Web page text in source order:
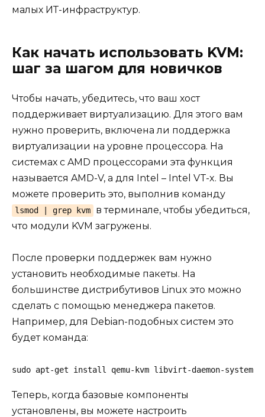
малых ИТ-инфраструктур.
Как начать использовать KVM:
шаг за шагом для новичков
Чтобы начать, убедитесь, что ваш хост
поддерживает виртуализацию. Для этого вам
нужно проверить, включена ли поддержка
виртуализации на уровне процессора. На
системах с AMD процессорами эта функция
называется AMD-V, а для Intel – Intel VT-x. Вы
можете проверить это, выполнив команду
lsmod | grep kvm
в терминале, чтобы убедиться,
что модули KVM загружены.
После проверки поддержек вам нужно
установить необходимые пакеты. На
большинстве дистрибутивов Linux это можно
сделать с помощью менеджера пакетов.
Например, для Debian-подобных систем это
будет команда:
sudo apt-get install qemu-kvm libvirt-daemon-
Теперь, когда базовые компоненты
установлены, вы можете настроить